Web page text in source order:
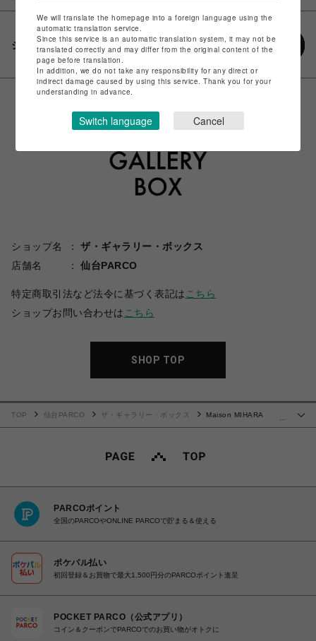
シェアする
ショップ名
ザ・ギャラリー・ボックス
店舗名
仙台PARCO
特定商取引法など法令に基づく表記は こちら
ショップお問い合わせは こちら
SHOP TOP
TOP 仙台PARCO ザ・ギャラリー・ボックス
Maison MIHARA
PARCOポイント
全国のPARCOやONLINE PARCOで貯まる＆使える
ポケパル払い
初回登録＆お買物で最大1,500円分のPARCOポイント進呈
POCKET PARCO（公式アプリ）
コイン＆クーポンでPARCOでのお買い物がオトクに
We will translate the homepage into a foreign language using the
automatic translation service.
Since this service is an automatic translation system, it may not be
translated correctly and may differ from the original content of the
page before translation.
In addition, we do not take any responsibility for any direct or
indirect damage caused by using this service. Thank you for your
understanding in advance.
Switch language Cancel